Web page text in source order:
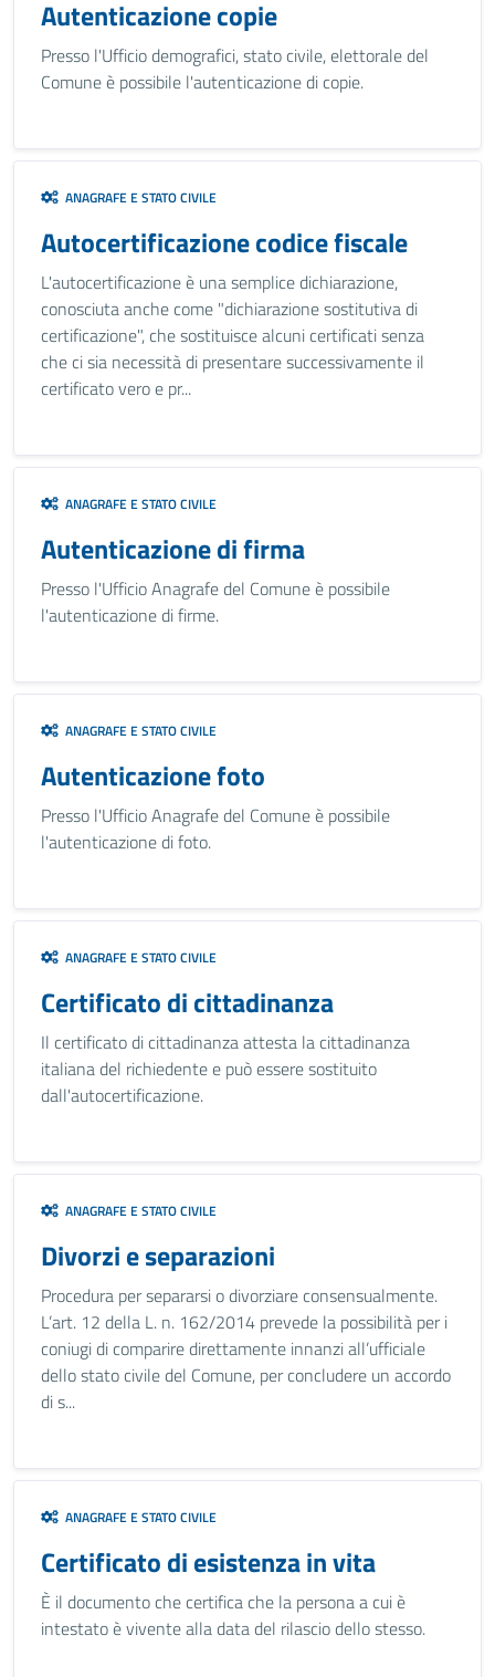
Autenticazione copie
Presso l'Ufficio demografici, stato civile, elettorale del
Comune è possibile l'autenticazione di copie.
ANAGRAFE E STATO CIVILE
Autocertificazione codice fiscale
L'autocertificazione è una semplice dichiarazione,
conosciuta anche come "dichiarazione sostitutiva di
certificazione", che sostituisce alcuni certificati senza
che ci sia necessità di presentare successivamente il
certificato vero e pr...
ANAGRAFE E STATO CIVILE
Autenticazione di firma
Presso l'Ufficio Anagrafe del Comune è possibile
l'autenticazione di firme.
ANAGRAFE E STATO CIVILE
Autenticazione foto
Presso l'Ufficio Anagrafe del Comune è possibile
l'autenticazione di foto.
ANAGRAFE E STATO CIVILE
Certificato di cittadinanza
Il certificato di cittadinanza attesta la cittadinanza
italiana del richiedente e può essere sostituito
dall'autocertificazione.
ANAGRAFE E STATO CIVILE
Divorzi e separazioni
Procedura per separarsi o divorziare consensualmente.
L’art. 12 della L. n. 162/2014 prevede la possibilità per i
coniugi di comparire direttamente innanzi all’ufficiale
dello stato civile del Comune, per concludere un accordo
di s...
ANAGRAFE E STATO CIVILE
Certificato di esistenza in vita
È il documento che certifica che la persona a cui è
intestato è vivente alla data del rilascio dello stesso.